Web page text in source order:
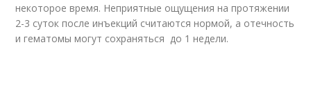
некоторое время. Неприятные ощущения на протяжении
2-3 суток после инъекций считаются нормой, а отечность
и гематомы могут сохраняться до 1 недели.